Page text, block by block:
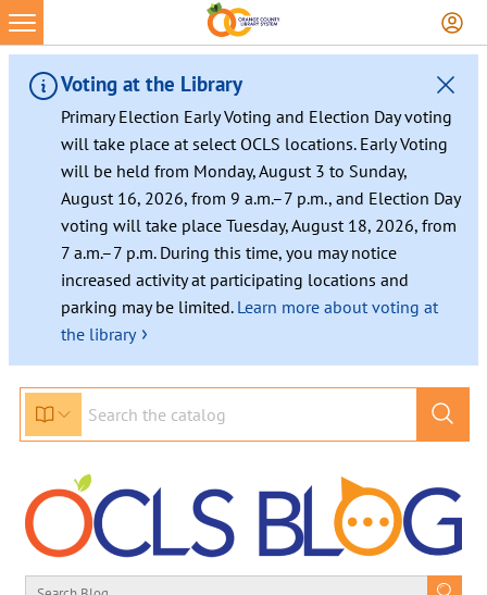
Skip
to
content
Voting at the Library
Primary Election Early Voting and Election Day voting
will take place at select OCLS locations. Early Voting
will be held from Monday, August 3 to Sunday,
August 16, 2026, from 9 a.m.–7 p.m., and Election Day
voting will take place Tuesday, August 18, 2026, from
7 a.m.–7 p.m. During this time, you may notice
increased activity at participating locations and
parking may be limited. Learn more about voting at
the library ›